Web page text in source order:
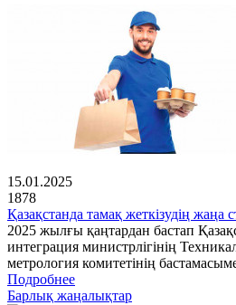
15.01.2025
1878
Қазақстанда тамақ жеткізудің жаңа
2025 жылғы қаңтардан бастап
интеграция министрлігінің
метрология комитетінің
Подробнее
Барлық жаңалықтар